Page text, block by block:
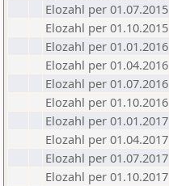
Elozahl per 01.07.2015
Elozahl per 01.10.2015
Elozahl per 01.01.2016
Elozahl per 01.04.2016
Elozahl per 01.07.2016
Elozahl per 01.10.2016
Elozahl per 01.01.2017
Elozahl per 01.04.2017
Elozahl per 01.07.2017
Elozahl per 01.10.2017